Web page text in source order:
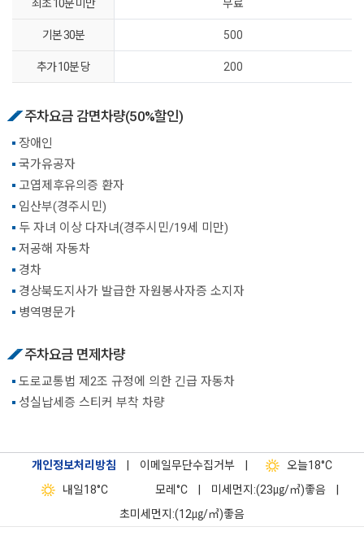
최초 10분 미만 무료
기본 30분 500
추가 10분 당 200
주차요금 감면차량(50%할인)
장애인
국가유공자
고엽제후유의증 환자
임산부(경주시민)
두 자녀 이상 다자녀(경주시민/19세 미만)
저공해 자동차
경차
경상북도지사가 발급한 자원봉사자증 소지자
병역명문가
주차요금 면제차량
도로교통법 제2조 규정에 의한 긴급 자동차
성실납세증 스티커 부착 차량
개인정보처리방침 이메일무단수집거부 오늘18°C
내일18°C 모레 °C 미세먼지:(23㎍/㎥)좋음
초미세먼지:(12㎍/㎥)좋음